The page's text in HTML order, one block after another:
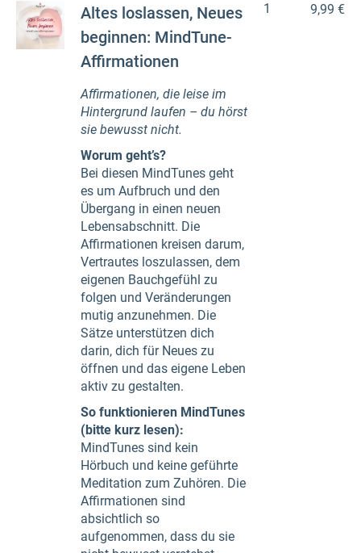
Altes loslassen, Neues
beginnen: MindTune-
Affirmationen
Affirmationen, die leise im
Hintergrund laufen – du hörst
sie bewusst nicht.
Worum geht’s?
Bei diesen MindTunes geht
es um Aufbruch und den
Übergang in einen neuen
Lebensabschnitt. Die
Affirmationen kreisen darum,
Vertrautes loszulassen, dem
eigenen Bauchgefühl zu
folgen und Veränderungen
mutig anzunehmen. Die
Sätze unterstützen dich
darin, dich für Neues zu
öffnen und das eigene Leben
aktiv zu gestalten.
So funktionieren MindTunes
(bitte kurz lesen):
MindTunes sind kein
Hörbuch und keine geführte
Meditation zum Zuhören. Die
Affirmationen sind
absichtlich so
aufgenommen, dass du sie
1 9,99 €